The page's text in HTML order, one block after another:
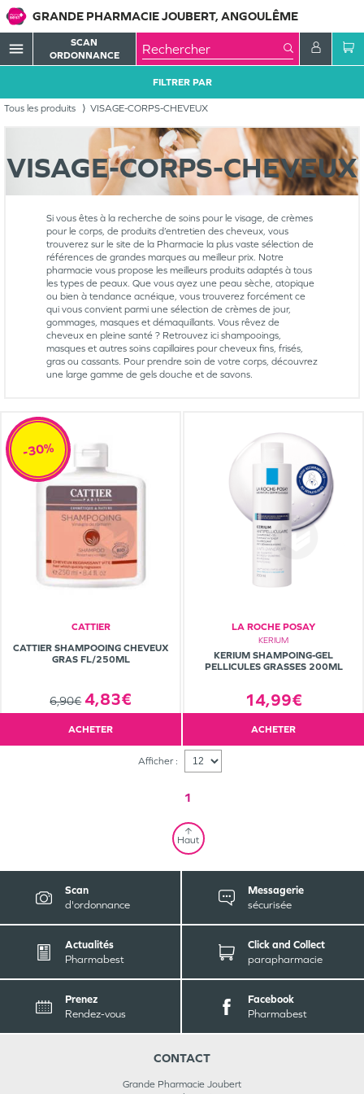
GRANDE PHARMACIE JOUBERT, ANGOULÊME
menu
SCAN
ORDONNANCE
Tous les produits VISAGE-CORPS-CHEVEUX
FILTRER PAR
VISAGE-CORPS-CHEVEUX
Si vous êtes à la recherche de soins pour le visage, de crèmes
pour le corps, de produits d’entretien des cheveux, vous
trouverez sur le site de la Pharmacie la plus vaste sélection de
références de grandes marques au meilleur prix. Notre
pharmacie vous propose les meilleurs produits adaptés à tous
les types de peaux. Que vous ayez une peau sèche, atopique
ou bien à tendance acnéique, vous trouverez forcément ce
qui vous convient parmi une sélection de crèmes de jour,
gommages, masques et démaquillants. Vous rêvez de
cheveux en pleine santé ? Retrouvez ici shampooings,
masques et autres soins capillaires pour cheveux fins, frisés,
gras ou cassants. Pour prendre soin de votre corps, découvrez
une large gamme de gels douche et de savons.
CATTIER
CATTIER SHAMPOOING CHEVEUX
GRAS FL/250ML
6,90€ 4,83€
-30%
ACHETER
LA ROCHE POSAY
KERIUM
KERIUM SHAMPOING-GEL
PELLICULES GRASSES 200ML
14,99€
ACHETER
Afficher :
1
Haut
Scan
d'ordonnance
Messagerie
sécurisée
Actualités
Pharmabest
Click and Collect
parapharmacie
Prenez
Rendez-vous
Facebook
Pharmabest
CONTACT
Grande Pharmacie Joubert